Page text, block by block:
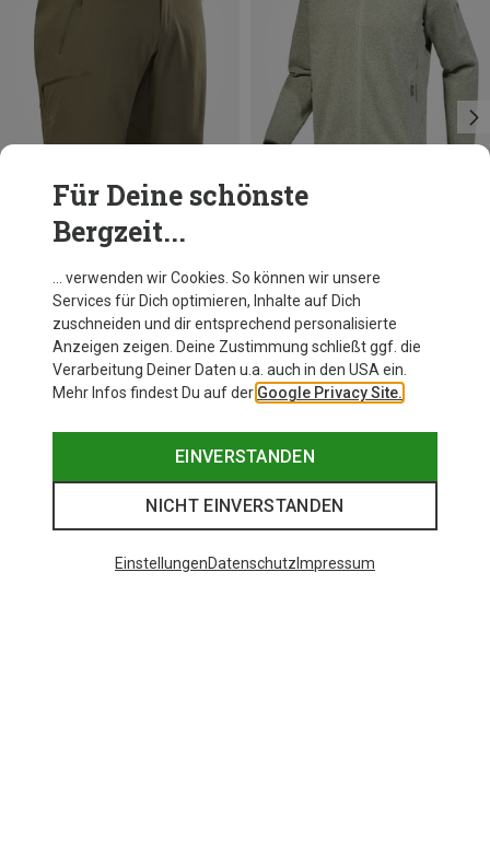
Herren Gamma SL 9'' Shorts
119,95 €
XL
Arcteryx
Herren Covert Cardigan Jacke
179,95 €
Für Deine schönste
Bergzeit...
… verwenden wir Cookies. So können wir unsere
Services für Dich optimieren, Inhalte auf Dich
zuschneiden und dir entsprechend personalisierte
Anzeigen zeigen. Deine Zustimmung schließt ggf. die
Verarbeitung Deiner Daten u.a. auch in den USA ein.
Mehr Infos findest Du auf der Google Privacy Site.
EINVERSTANDEN
NICHT EINVERSTANDEN
EinstellungenDatenschutz Impressum